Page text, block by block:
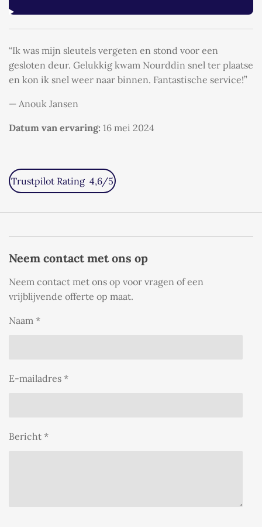
“Ik was mijn sleutels vergeten en stond voor een
gesloten deur. Gelukkig kwam Nourddin snel ter plaatse
en kon ik snel weer naar binnen. Fantastische service!”
— Anouk Jansen
Datum van ervaring: 16 mei 2024
Trustpilot Rating 4,6/5
Neem contact met ons op
Neem contact met ons op voor vragen of een
vrijblijvende offerte op maat.
Naam *
E-mailadres *
Bericht *